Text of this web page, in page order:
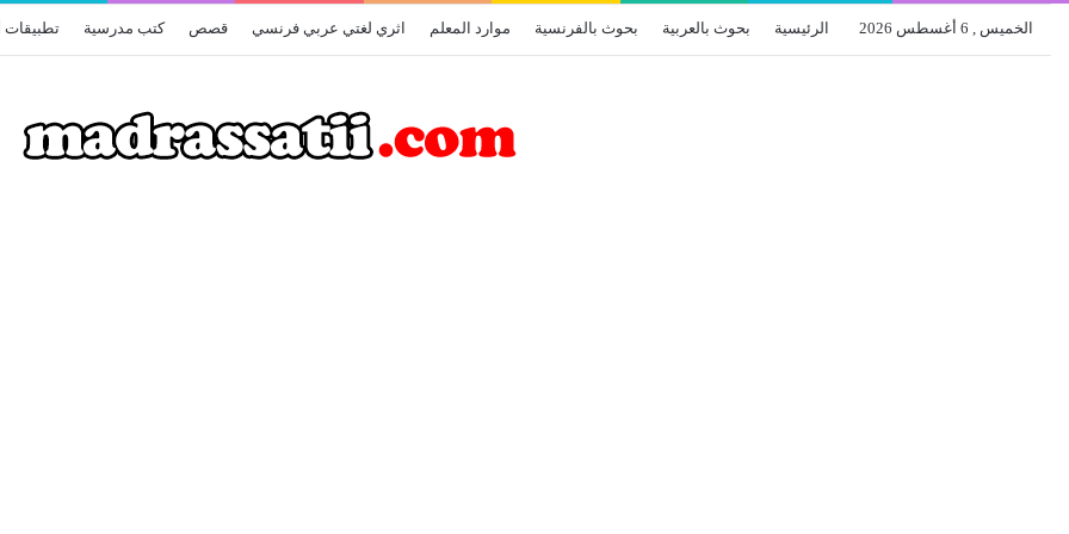
الخميس , 6 أغسطس 2026 الرئيسية بحوث بالعربية بحوث بالفرنسية موارد المعلم اثري لغتي عربي فرنسي قصص كتب مدرسية تطبيقات